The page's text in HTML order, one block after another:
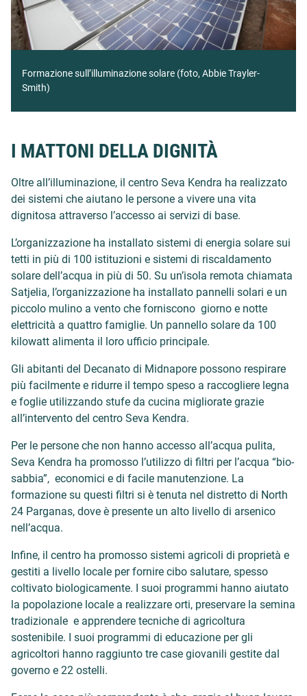
Formazione sull’illuminazione solare (foto, Abbie Trayler-
Smith)
I MATTONI DELLA DIGNITÀ
Oltre all’illuminazione, il centro Seva Kendra ha realizzato
dei sistemi che aiutano le persone a vivere una vita
dignitosa attraverso l’accesso ai servizi di base.
L’organizzazione ha installato sistemi di energia solare sui
tetti in più di 100 istituzioni e sistemi di riscaldamento
solare dell’acqua in più di 50. Su un’isola remota chiamata
Satjelia, l’organizzazione ha installato pannelli solari e un
piccolo mulino a vento che forniscono giorno e notte
elettricità a quattro famiglie. Un pannello solare da 100
kilowatt alimenta il loro ufficio principale.
Gli abitanti del Decanato di Midnapore possono respirare
più facilmente e ridurre il tempo speso a raccogliere legna
e foglie utilizzando stufe da cucina migliorate grazie
all’intervento del centro Seva Kendra.
Per le persone che non hanno accesso all’acqua pulita,
Seva Kendra ha promosso l’utilizzo di filtri per l’acqua “bio-
sabbia”, economici e di facile manutenzione. La
formazione su questi filtri si è tenuta nel distretto di North
24 Parganas, dove è presente un alto livello di arsenico
nell’acqua.
Infine, il centro ha promosso sistemi agricoli di proprietà e
gestiti a livello locale per fornire cibo salutare, spesso
coltivato biologicamente. I suoi programmi hanno aiutato
la popolazione locale a realizzare orti, preservare la semina
tradizionale e apprendere tecniche di agricoltura
sostenibile. I suoi programmi di educazione per gli
agricoltori hanno raggiunto tre case giovanili gestite dal
governo e 22 ostelli.